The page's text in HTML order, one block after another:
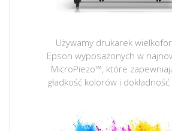
Używamy drukarek
Epson wyposażonych w
MicroPiezo™, które
gładkość kolorów i dokładność